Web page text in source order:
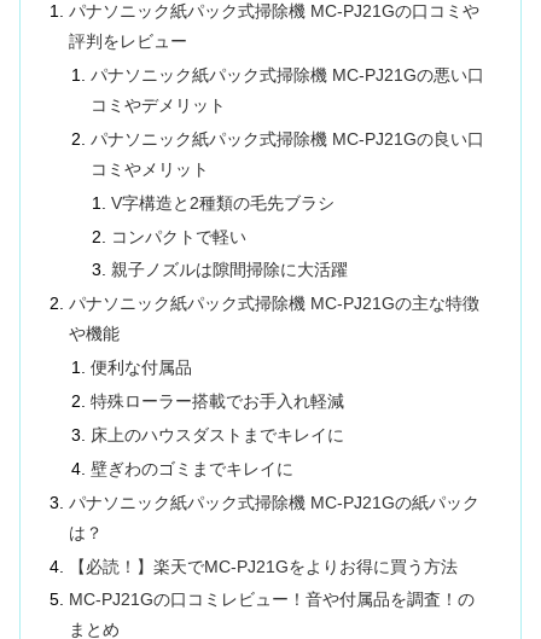
パナソニック紙パック式掃除機 MC-PJ21Gの口コミや
評判をレビュー
パナソニック紙パック式掃除機 MC-PJ21Gの悪い口
コミやデメリット
パナソニック紙パック式掃除機 MC-PJ21Gの良い口
コミやメリット
V字構造と2種類の毛先ブラシ
コンパクトで軽い
親子ノズルは隙間掃除に大活躍
パナソニック紙パック式掃除機 MC-PJ21Gの主な特徴
や機能
便利な付属品
特殊ローラー搭載でお手入れ軽減
床上のハウスダストまでキレイに
壁ぎわのゴミまでキレイに
パナソニック紙パック式掃除機 MC-PJ21Gの紙パック
は？
【必読！】楽天でMC-PJ21Gをよりお得に買う方法
MC-PJ21Gの口コミレビュー！音や付属品を調査！の
まとめ